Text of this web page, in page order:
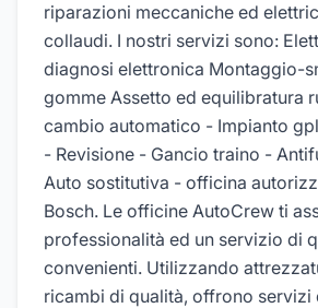
riparazioni meccaniche ed
collaudi. I nostri servizi sono:
diagnosi elettronica Montaggio-
gomme Assetto ed equilibratura
cambio automatico - Impianto
- Revisione - Gancio traino -
Auto sostitutiva - officina
Bosch. Le officine AutoCrew ti
professionalità ed un servizio di
convenienti. Utilizzando
ricambi di qualità, offrono servizi